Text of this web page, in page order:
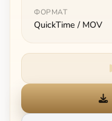
ФОРМАТ
QuickTime / MOV